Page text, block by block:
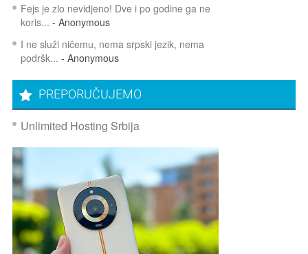
Fejs je zlo nevidjeno! Dve i po godine ga ne
koris... - Anonymous
I ne služi ničemu, nema srpski jezik, nema
podršk... - Anonymous
PREPORUČUJEMO
Unlimited Hosting Srbija